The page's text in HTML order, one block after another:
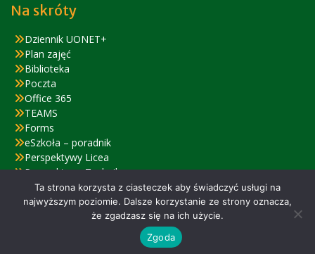
Na skróty
Dziennik UONET+
Plan zajęć
Biblioteka
Poczta
Office 365
TEAMS
Forms
eSzkoła – poradnik
Perspektywy Licea
Perspektywy Technika
Zjazd Absolwentów – relacja
© 2022 ZSiPO w Nysie
Ta strona korzysta z ciasteczek aby świadczyć usługi na
najwyższym poziomie. Dalsze korzystanie ze strony oznacza,
że zgadzasz się na ich użycie.
Zgoda